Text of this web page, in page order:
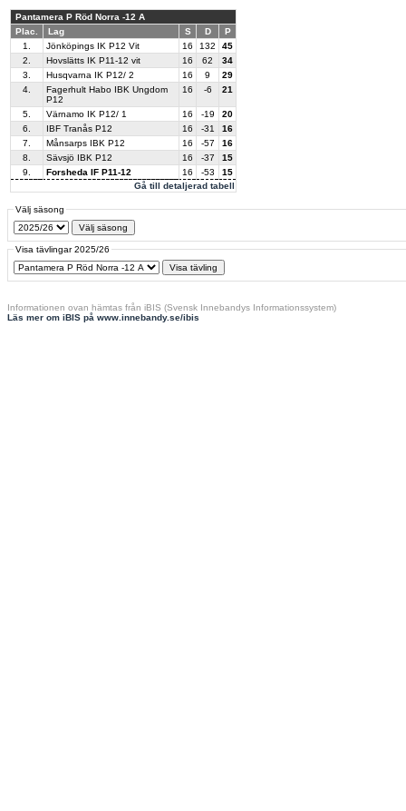
Pantamera P Röd Norra -12 A
Plac.
Lag S D P
Gå till detaljerad tabell
1. Jönköpings IK P12 Vit 16 132
45
2.
Hovslätts IK P11-12 vit 16 62
34
3.
Husqvarna IK P12/ 2 16 9
29
4.
Fagerhult Habo IBK Ungdom
P12
16 -6 21
5. Värnamo IK P12/ 1 16 -19
20
6.
IBF Tranås P12 16 -31
16
7.
Månsarps IBK P12 16 -57
16
8.
Sävsjö IBK P12 16 -37
15
9.
Forsheda IF P11-12 16 -53 15
Välj säsong
Visa tävlingar 2025/26
Informationen ovan hämtas från iBIS (Svensk Innebandys Informationssystem)
Läs mer om iBIS på www.innebandy.se/ibis